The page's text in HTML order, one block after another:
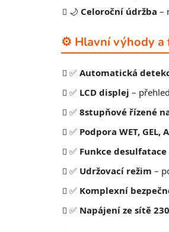
🌙 Celoroční údržba –
⚙️ Hlavní výhody a
✅ Automatická
✅ LCD displej –
✅ 8stupňové řízené
✅ Podpora WET, GEL,
✅ Funkce desulfatace
✅ Udržovací režim –
✅ Komplexní
✅ Napájení ze sítě